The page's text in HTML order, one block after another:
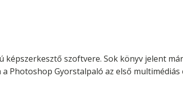
képszerkesztő szoftvere. Sok könyv jelent
Photoshop Gyorstalpaló az első multimédiás